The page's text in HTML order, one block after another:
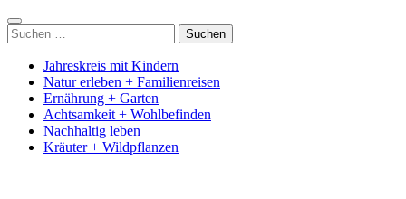
Suchen
nach:
Jahreskreis mit Kindern
Natur erleben + Familienreisen
Ernährung + Garten
Achtsamkeit + Wohlbefinden
Nachhaltig leben
Kräuter + Wildpflanzen